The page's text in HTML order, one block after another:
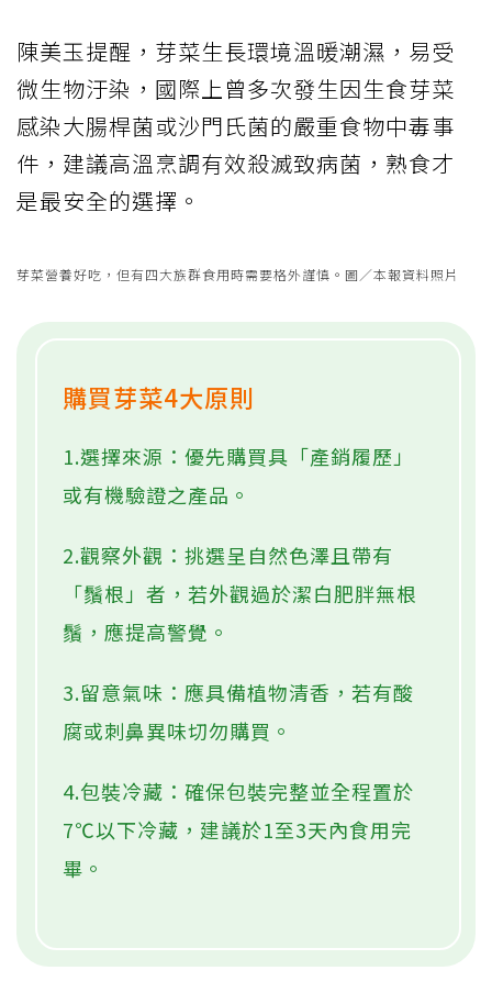
陳美玉提醒，芽菜生長環境溫暖潮濕，易受
微生物汙染，國際上曾多次發生因生食芽菜
感染大腸桿菌或沙門氏菌的嚴重食物中毒事
件，建議高溫烹調有效殺滅致病菌，熟食才
是最安全的選擇。